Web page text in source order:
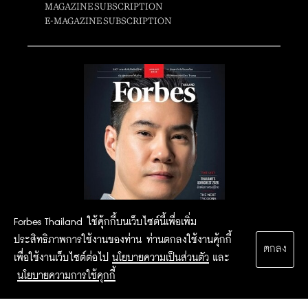
Forbes Thailand ใช้คุ้กกี้บนเว็บไซต์นี้เพื่อเพิ่ม
ประสิทธิภาพการใช้งานของท่าน ท่านตกลงใช้งานคุ้กกี้
เพื่อใช้งานเว็บไซต์ต่อไป นโยบายความเป็นส่วนตัว และ
นโยบายความการใช้คุกกี้
ตกลง
MAGAZINE SUBSCRIPTION
E-MAGAZINE SUBSCRIPTION
2015 Forbesthailand.com ALL RIGHTS RESERVED